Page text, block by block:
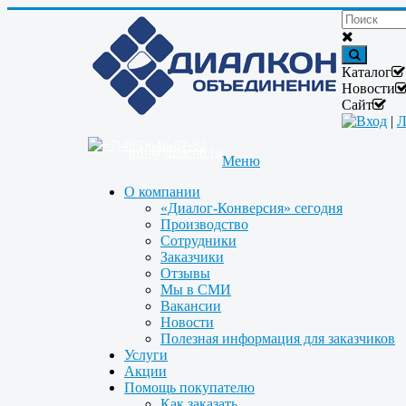
Каталог
Новости
Сайт
Вход |
Меню
О компании
«Диалог-Конверсия» сегодня
Производство
Сотрудники
Заказчики
Отзывы
Мы в СМИ
Вакансии
Новости
Полезная информация для заказчиков
Услуги
Акции
Помощь покупателю